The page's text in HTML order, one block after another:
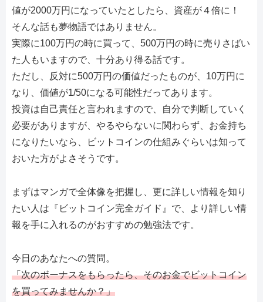
値が2000万円になっていたとしたら、資産が４倍に！
そんな話も夢物語ではありません。
実際に100万円の時に買って、500万円の時に売りさばい
た人もいますので、十分あり得る話です。
ただし、反対に500万円の価値だったものが、10万円に
なり、価値が1/50になる可能性だってあります。
投資は自己責任と言われますので、自分で判断していく
必要がありますが、やるやらないに関わらず、お金持ち
になりたいなら、ビットコインの仕組みぐらいは知って
おいた方がよさそうです。
まずはマンガで全体像を把握し、更に詳しい情報を知り
たい人は『ビットコイン完全ガイド』で、より詳しい情
報を手に入れるのがおすすめの勉強法です。
今日のあなたへの質問。
「次のボーナスをもらったら、そのお金でビットコイン
を買ってみませんか？」